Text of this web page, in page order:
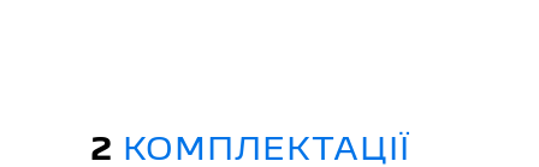
2 КОМПЛЕКТАЦІЇ